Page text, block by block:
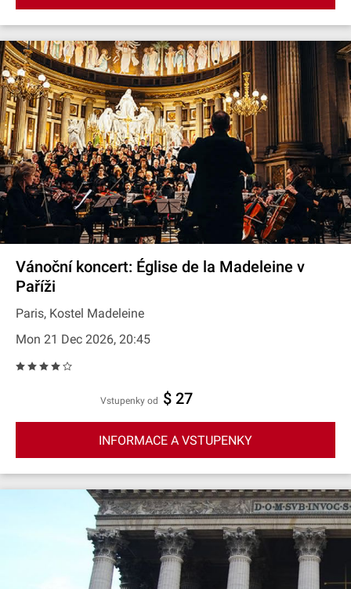
Vánoční koncert: Église de la Madeleine v
Paříži
Paris, Kostel Madeleine
Mon 21 Dec 2026, 20:45
Vstupenky od $ 27
INFORMACE A VSTUPENKY